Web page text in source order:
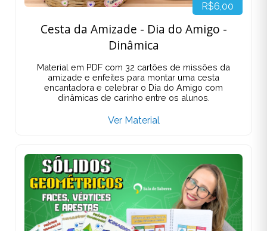
R$6,00
Cesta da Amizade - Dia do Amigo -
Dinâmica
Material em PDF com 32 cartões de missões da
amizade e enfeites para montar uma cesta
encantadora e celebrar o Dia do Amigo com
dinâmicas de carinho entre os alunos.
Ver Material